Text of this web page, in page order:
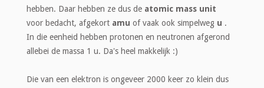
hebben. Daar hebben ze dus de atomic mass unit
voor bedacht, afgekort amu of vaak ook simpelweg u .
In die eenheid hebben protonen en neutronen afgerond
allebei de massa 1 u. Da's heel makkelijk :)
Die van een elektron is ongeveer 2000 keer zo klein dus